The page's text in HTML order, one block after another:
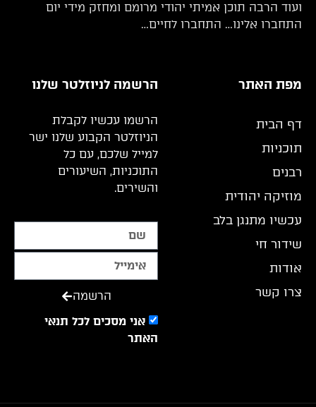
ועוד הרבה תוכן אמיתי יהודי מרומם ומחזק מידי יום
התחברו אלינו… התחברו לחיים…
מפת האתר
דף הבית
תוכניות
רבנים
מוזיקה יהודית
עכשיו מתנגן בלב
שידור חי
אודות
צרו קשר
הרשמה לניוזלטר שלנו
הרשמו עכשיו לקבלת
הניוזלטר הקבוע שלנו ישר
למייל שלכם, עם כל
התוכניות, השיעורים
והשירים.
אני מסכים לכל תנאי
האתר
הרשמה